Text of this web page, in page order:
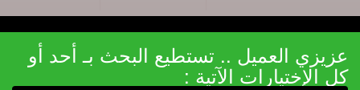
عزيزي العميل .. تستطيع البحث بـ أحد أو
كل الإختيارات الآتية :